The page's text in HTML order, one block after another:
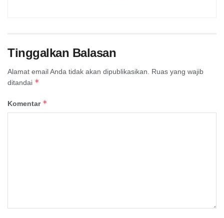
Tinggalkan Balasan
Alamat email Anda tidak akan dipublikasikan. Ruas yang wajib
ditandai *
Komentar *